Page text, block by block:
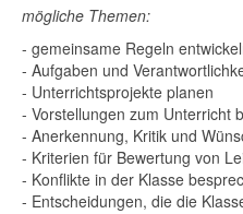
mögliche Themen:
- gemeinsame Regeln
- Aufgaben und
- Unterrichtsprojekte planen
- Vorstellungen zum Unterricht
- Anerkennung, Kritik und
- Kriterien für Bewertung von
- Konflikte in der Klasse
- Entscheidungen, die die